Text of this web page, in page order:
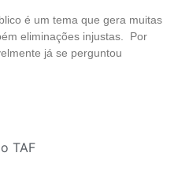
é um tema que gera muitas
eliminações injustas. Por
já se perguntou